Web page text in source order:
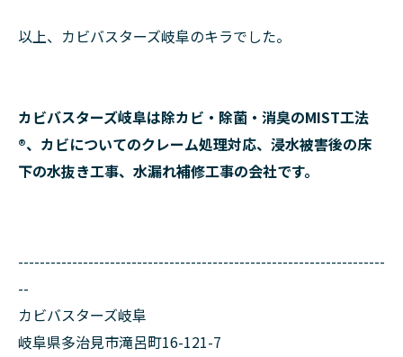
以上、カビバスターズ岐阜のキラでした。
カビバスターズ岐阜は除カビ・除菌・消臭のMIST工法
®、カビについてのクレーム処理対応、浸水被害後の床
下の水抜き工事、水漏れ補修工事の会社です。
--------------------------------------------------------------------
--
カビバスターズ岐阜
岐阜県多治見市滝呂町16-121-7